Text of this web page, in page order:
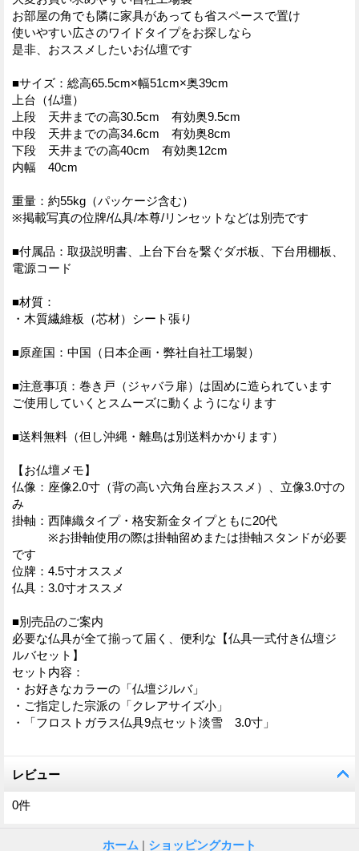
お部屋の角でも隣に家具があっても省スペースで置け
使いやすい広さのワイドタイプをお探しなら
是非、おススメしたいお仏壇です
■サイズ：総高65.5cm×幅51cm×奥39cm
上台（仏壇）
上段 天井までの高30.5cm 有効奥9.5cm
中段 天井までの高34.6cm 有効奥8cm
下段 天井までの高40cm 有効奥12cm
内幅 40cm
重量：約55kg（パッケージ含む）
※掲載写真の位牌/仏具/本尊/リンセットなどは別売です
■付属品：取扱説明書、上台下台を繋ぐダボ板、下台用棚板、
電源コード
■材質：
・木質繊維板（芯材）シート張り
■原産国：中国（日本企画・弊社自社工場製）
■注意事項：巻き戸（ジャバラ扉）は固めに造られています
ご使用していくとスムーズに動くようになります
■送料無料（但し沖縄・離島は別送料かかります）
【お仏壇メモ】
仏像：座像2.0寸（背の高い六角台座おススメ）、立像3.0寸の
み
掛軸：西陣織タイプ・格安新金タイプともに20代
※お掛軸使用の際は掛軸留めまたは掛軸スタンドが必要
です
位牌：4.5寸オススメ
仏具：3.0寸オススメ
■別売品のご案内
必要な仏具が全て揃って届く、便利な【仏具一式付き仏壇ジ
ルバセット】
セット内容：
・お好きなカラーの「仏壇ジルバ」
・ご指定した宗派の「クレアサイズ小」
・「フロストガラス仏具9点セット淡雪 3.0寸」
レビュー
0件
ホーム | ショッピングカート